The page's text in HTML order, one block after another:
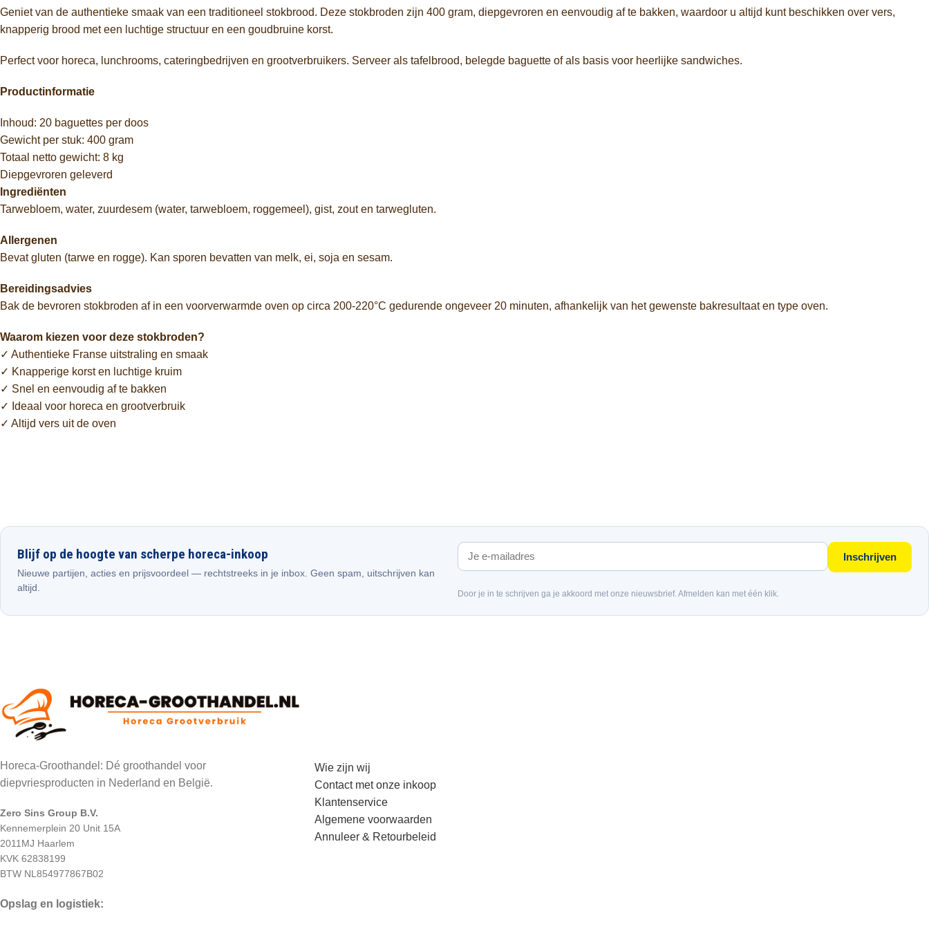
Geniet van de authentieke smaak van een traditioneel stokbrood. Deze stokbroden zijn 400 gram, diepgevroren en eenvoudig af te bakken, waardoor u altijd kunt beschikken over vers,
knapperig brood met een luchtige structuur en een goudbruine korst.
Perfect voor horeca, lunchrooms, cateringbedrijven en grootverbruikers. Serveer als tafelbrood, belegde baguette of als basis voor heerlijke sandwiches.
Productinformatie
Inhoud: 20 baguettes per doos
Gewicht per stuk: 400 gram
Totaal netto gewicht: 8 kg
Diepgevroren geleverd
Ingrediënten
Tarwebloem, water, zuurdesem (water, tarwebloem, roggemeel), gist, zout en tarwegluten.
Allergenen
Bevat gluten (tarwe en rogge). Kan sporen bevatten van melk, ei, soja en sesam.
Bereidingsadvies
Bak de bevroren stokbroden af in een voorverwarmde oven op circa 200-220°C gedurende ongeveer 20 minuten, afhankelijk van het gewenste bakresultaat en type oven.
Waarom kiezen voor deze stokbroden?
✓ Authentieke Franse uitstraling en smaak
✓ Knapperige korst en luchtige kruim
✓ Snel en eenvoudig af te bakken
✓ Ideaal voor horeca en grootverbruik
✓ Altijd vers uit de oven
Blijf op de hoogte van scherpe horeca-inkoop
Nieuwe partijen, acties en prijsvoordeel — rechtstreeks in je inbox. Geen spam, uitschrijven kan
altijd.
Inschrijven
Door je in te schrijven ga je akkoord met onze nieuwsbrief. Afmelden kan met één klik.
Horeca-Groothandel: Dé groothandel voor
diepvriesproducten in Nederland en België.
Zero Sins Group B.V.
Kennemerplein 20 Unit 15A
2011MJ Haarlem
KVK 62838199
BTW NL854977867B02
Opslag en logistiek:
Wie zijn wij
Contact met onze inkoop
Klantenservice
Algemene voorwaarden
Annuleer & Retourbeleid